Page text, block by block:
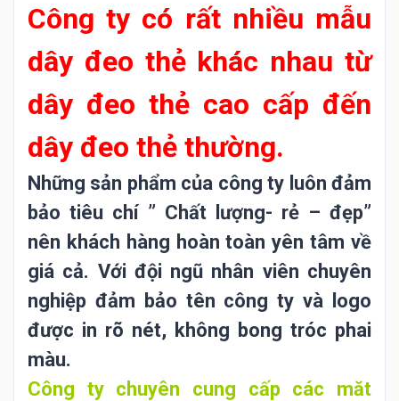
Công ty có rất nhiều mẫu
dây đeo thẻ khác nhau từ
dây đeo thẻ cao cấp đến
dây đeo thẻ thường.
Những sản phẩm của công ty luôn đảm
bảo tiêu chí ” Chất lượng- rẻ – đẹp”
nên khách hàng hoàn toàn yên tâm về
giá cả. Với đội ngũ nhân viên chuyên
nghiệp đảm bảo tên công ty và logo
được in rõ nét, không bong tróc phai
màu.
Công ty chuyên cung cấp các măt